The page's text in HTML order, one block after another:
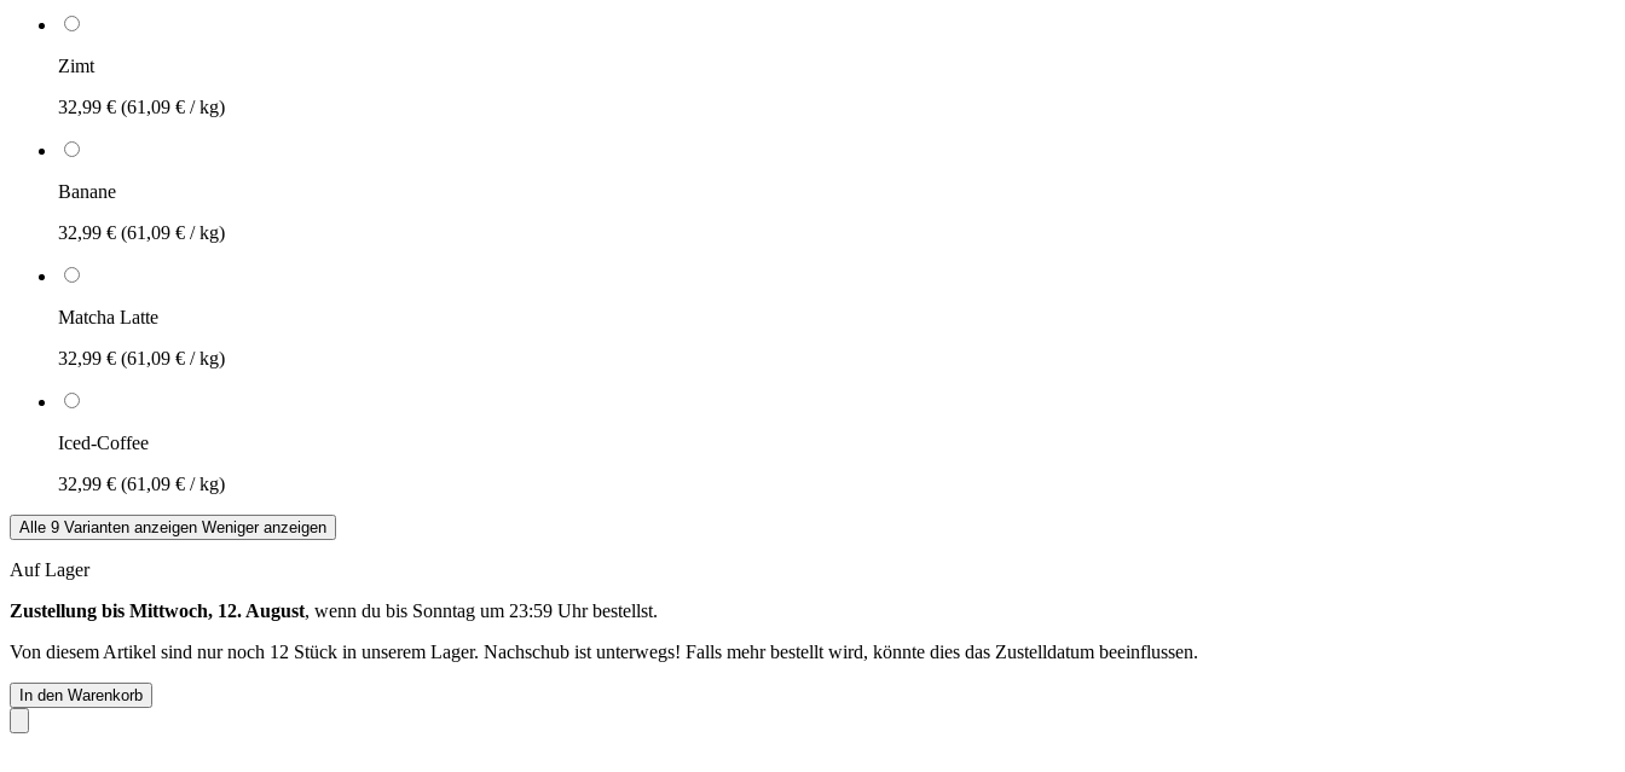
Zimt
32,99 € (61,09 € / kg)
Banane
32,99 € (61,09 € / kg)
Matcha Latte
32,99 € (61,09 € / kg)
Iced-Coffee
32,99 € (61,09 € / kg)
Alle 9 Varianten anzeigen Weniger anzeigen
Auf Lager
Zustellung bis Mittwoch, 12. August, wenn du bis Sonntag um 23:59 Uhrbestellst.
Von diesem Artikel sind nur noch 12 Stück in unserem Lager. Nachschub ist unterwegs! Falls mehr bestellt wird, könnte dies das Zustelldatum beeinflussen.
In den Warenkorb